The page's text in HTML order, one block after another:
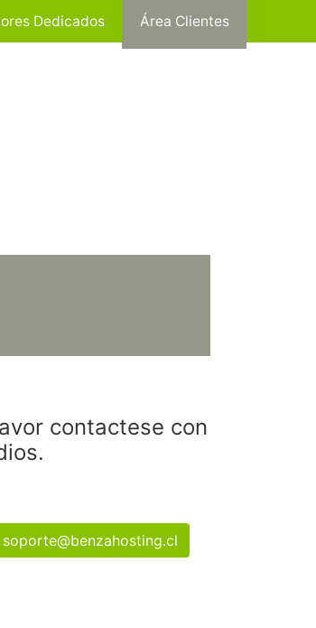
Dedicados Área Clientes
contactese con